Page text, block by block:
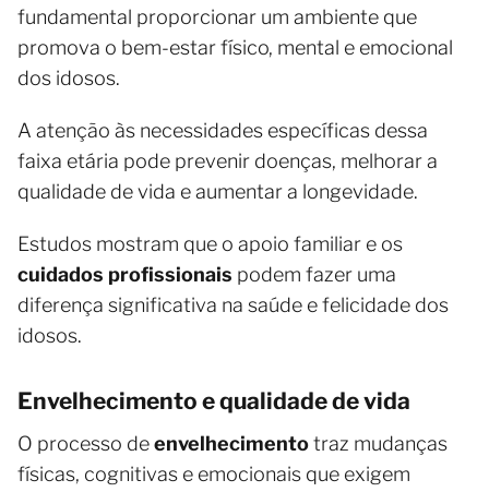
fundamental proporcionar um ambiente que
promova o bem-estar físico, mental e emocional
dos idosos.
A atenção às necessidades específicas dessa
faixa etária pode prevenir doenças, melhorar a
qualidade de vida e aumentar a longevidade.
Estudos mostram que o apoio familiar e os
cuidados profissionais podem fazer uma
diferença significativa na saúde e felicidade dos
idosos.
Envelhecimento e qualidade de vida
O processo deenvelhecimentotraz mudanças
físicas, cognitivas e emocionais que exigem